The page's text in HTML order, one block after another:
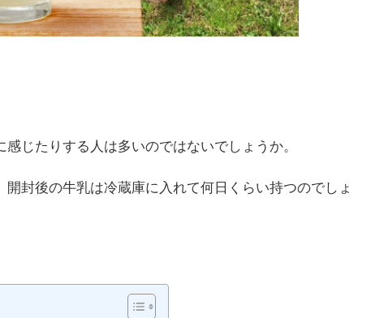
じたりする人は多いのではないでしょうか。
封後の牛乳は冷蔵庫に入れて何日くらい持つのでしょ